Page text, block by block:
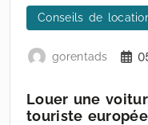
Conseils de
gorentads
Louer une
touriste